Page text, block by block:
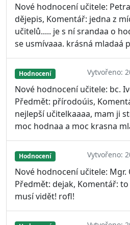
Nové hodnocení učitele:
dějepis, Komentář: jedna z
učitelů..... je s ní srandaa o
se usmívaaa. krásná mladaá
Hodnocení Vytvořeno:
Nové hodnocení učitele: bc.
Předmět: přírodoúis,
nejlepší učitelkaaaa, mam ji
moc hodnaa a moc krasna
Hodnocení Vytvořeno:
Nové hodnocení učitele: Mgr.
Předmět: dejak, Komentář:
musí vidět! rofl!